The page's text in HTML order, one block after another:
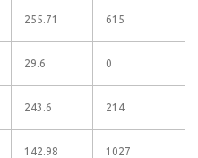
255.71 615
29.6 0
243.6 214
142.98 1027